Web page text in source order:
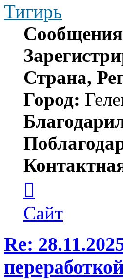
Тигирь
Страна,
Город:
пользователя
Тигирь
Сайт
Re: